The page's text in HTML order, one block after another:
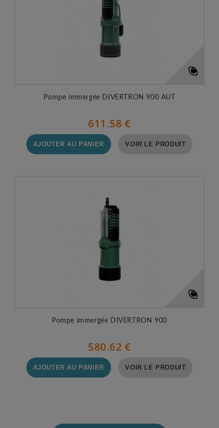
Pompe immergée DIVERTRON 900 AUT
611.58 €
AJOUTER AU PANIER VOIR LE PRODUIT
Pompe immergée DIVERTRON 900
580.62 €
AJOUTER AU PANIER VOIR LE PRODUIT